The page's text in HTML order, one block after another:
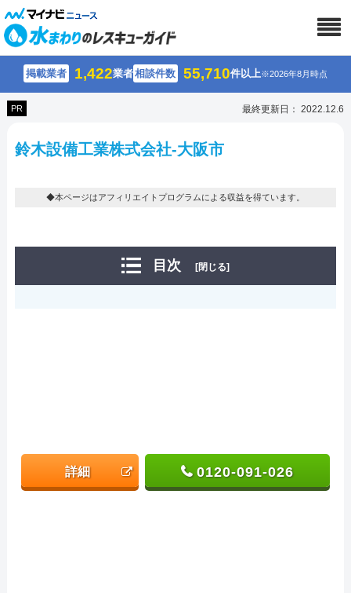
掲載業者 1,422業者相談件数 55,710件以上※2026年8月時点
PR 最終更新日： 2022.12.6
鈴木設備工業株式会社-大阪市
◆本ページはアフィリエイトプログラムによる収益を得ています。
目次 [閉じる]
詳細 0120-091-026